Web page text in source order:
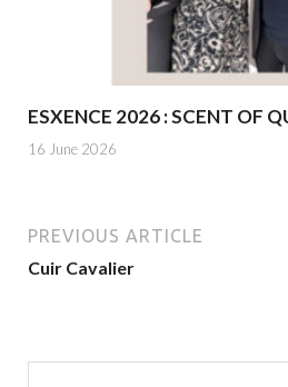
ESXENCE 2026 : SCENT OF
16 June 2026
PREVIOUS ARTICLE
Cuir Cavalier